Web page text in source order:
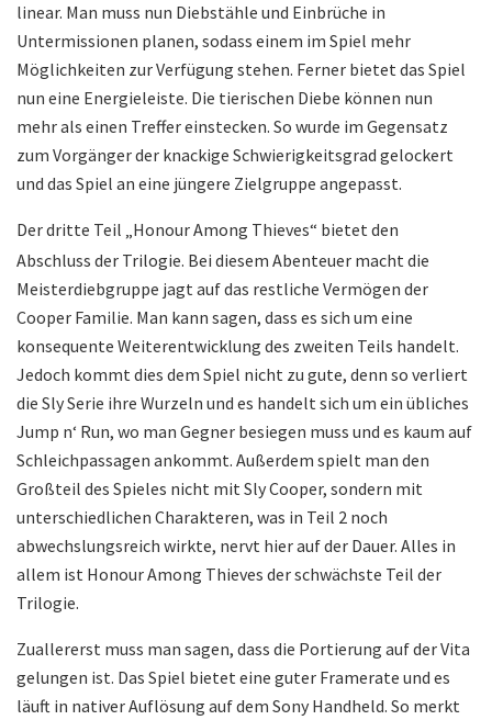
linear. Man muss nun Diebstähle und Einbrüche in
Untermissionen planen, sodass einem im Spiel mehr
Möglichkeiten zur Verfügung stehen. Ferner bietet das Spiel
nun eine Energieleiste. Die tierischen Diebe können nun
mehr als einen Treffer einstecken. So wurde im Gegensatz
zum Vorgänger der knackige Schwierigkeitsgrad gelockert
und das Spiel an eine jüngere Zielgruppe angepasst.
Der dritte Teil „Honour Among Thieves“ bietet den
Abschluss der Trilogie. Bei diesem Abenteuer macht die
Meisterdiebgruppe jagt auf das restliche Vermögen der
Cooper Familie. Man kann sagen, dass es sich um eine
konsequente Weiterentwicklung des zweiten Teils handelt.
Jedoch kommt dies dem Spiel nicht zu gute, denn so verliert
die Sly Serie ihre Wurzeln und es handelt sich um ein übliches
Jump n‘ Run, wo man Gegner besiegen muss und es kaum auf
Schleichpassagen ankommt. Außerdem spielt man den
Großteil des Spieles nicht mit Sly Cooper, sondern mit
unterschiedlichen Charakteren, was in Teil 2 noch
abwechslungsreich wirkte, nervt hier auf der Dauer. Alles in
allem ist Honour Among Thieves der schwächste Teil der
Trilogie.
Zuallererst muss man sagen, dass die Portierung auf der Vita
gelungen ist. Das Spiel bietet eine guter Framerate und es
läuft in nativer Auflösung auf dem Sony Handheld. So merkt